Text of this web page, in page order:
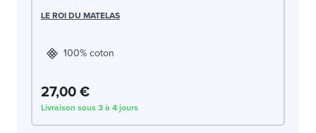
LE ROI DU MATELAS
100% coton
27,00 €
Livraison sous 3 à 4 jours